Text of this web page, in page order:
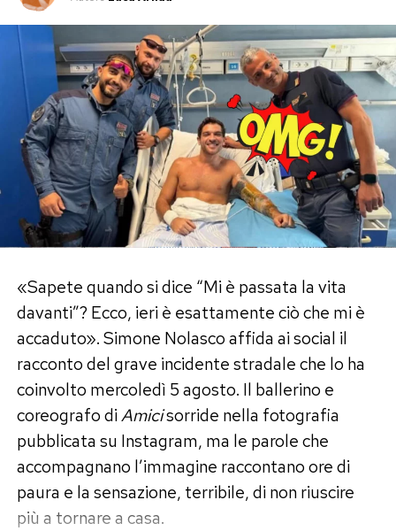
«Sapete quando si dice “Mi è passata la vita
davanti”? Ecco, ieri è esattamente ciò che mi è
accaduto». Simone Nolasco affida ai social il
racconto del grave incidente stradale che lo ha
coinvolto mercoledì 5 agosto. Il ballerino e
coreografo diAmicisorride nella fotografia
pubblicata su Instagram, ma le parole che
accompagnano l’immagine raccontano ore di
paura e la sensazione, terribile, di non riuscire
più a tornare a casa.